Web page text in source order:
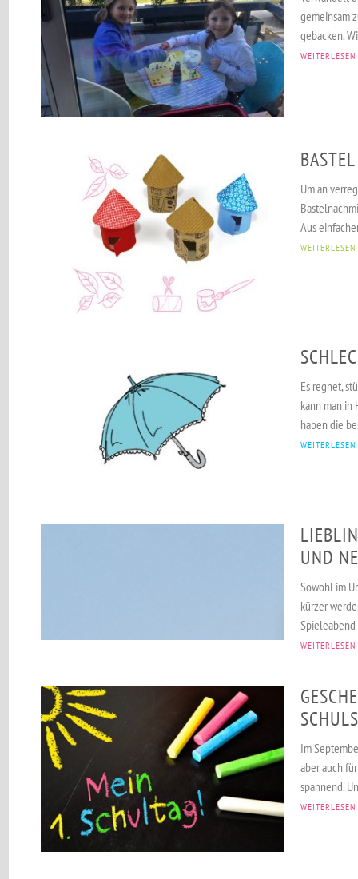
gemeinsam
gebacken.
WEITERLESEN
Um an
Aus
WEITERLESEN
Es regnet,
kann man in
haben die
WEITERLESEN
UND
Sowohl im
kürzer
WEITERLESEN
Im
aber auch
spannend.
WEITERLESEN